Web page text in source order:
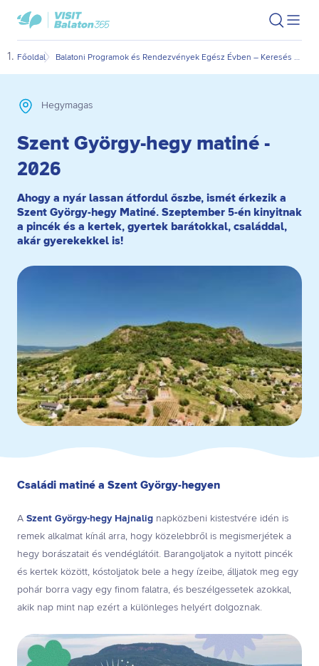
Ugrás
fő
Ugrás
oldal
VisitBalaton365
kezdőlap
Keresés
Főoldal Balatoni Programok és Rendezvények Egész Évben – Keresés Dátum és Kategória Szerint
Hegymagas
Szent György-hegy matiné -
2026
Ahogy a nyár lassan átfordul őszbe, ismét érkezik a
Szent György-hegy Matiné. Szeptember 5-én kinyitnak
a pincék és a kertek, gyertek barátokkal, családdal,
akár gyerekekkel is!
Családi matiné a Szent György-hegyen
A Szent György-hegy Hajnalig napközbeni kistestvére idén is
remek alkalmat kínál arra, hogy közelebbről is megismerjétek a
hegy borászatait és vendéglátóit. Barangoljatok a nyitott pincék
és kertek között, kóstoljatok bele a hegy ízeibe, álljatok meg egy
pohár borra vagy egy finom falatra, és beszélgessetek azokkal,
akik nap mint nap ezért a különleges helyért dolgoznak.